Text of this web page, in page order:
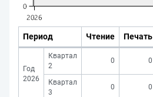
Период Чтение Печать
Год
2026
Квартал
2
0 0
Квартал
3
0 0